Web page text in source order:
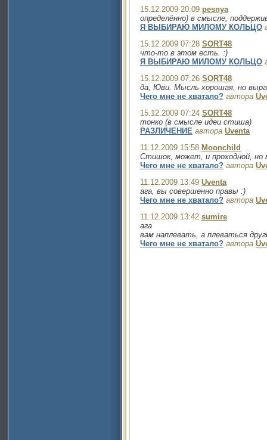
15.12.2009 20:09 pesnya
определённо) в смысле,
Я ВЫБИРАЮ МИЛОМУ КОЛЬЦО
15.12.2009 07:28 SORT48
что-то в этом есть. :)
Я ВЫБИРАЮ МИЛОМУ КОЛЬЦО
15.12.2009 07:26 SORT48
да, Юви. Мысль хорошая, но
Чего мне не хватало? автора
15.12.2009 07:24 SORT48
тонко (в смысле идеи стиша)
РАЗЛИЧЕНИЕ автора Uventa
11.12.2009 15:58 Moonchild
Стишок, может, и проходной, но
Чего мне не хватало? автора
11.12.2009 13:49 Uventa
ага, вы совершенно правы :)
Чего мне не хватало? автора
11.12.2009 13:42 sumire
ага
вам наплевать, а плеваться
Чего мне не хватало? автора